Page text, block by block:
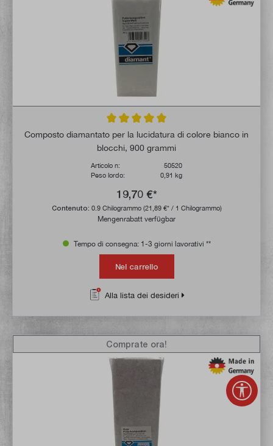
Valutazione media di 5 su 5 stelle
Composto diamantato per la lucidatura di colore bianco in
blocchi, 900 grammi
Articolo n:
50520
Peso lordo:
0,91 kg
19,70 €*
Contenuto: 0.9 Chilogrammo (21,89 €* / 1 Chilogrammo)
Mengenrabatt verfügbar
Tempo di consegna: 1-3 giorni lavorativi **
Nel carrello
Alla lista dei desideri
Comprate ora!